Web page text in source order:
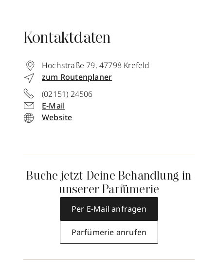
Kontaktdaten
Hochstraße 79,47798 Krefeld
zum Routenplaner
(02151) 24506
E-Mail
Website
Buche jetzt Deine Behandlung in
unserer Parfümerie
Per E-Mail anfragen
Parfümerie anrufen